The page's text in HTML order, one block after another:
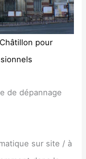
pour
de dépannage
sur site / à